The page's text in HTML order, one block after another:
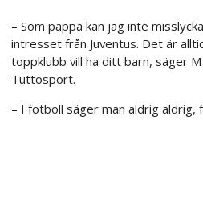
– Som pappa kan jag inte
intresset från Juventus. Det är
toppklubb vill ha ditt barn, säger
Tuttosport.
– I fotboll säger man aldrig aldrig,